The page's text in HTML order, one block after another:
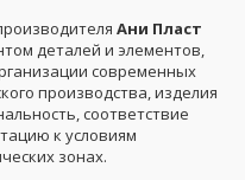
Ани Пласт
деталей и элементов,
современных
производства, изделия
соответствие
к условиям
зонах.